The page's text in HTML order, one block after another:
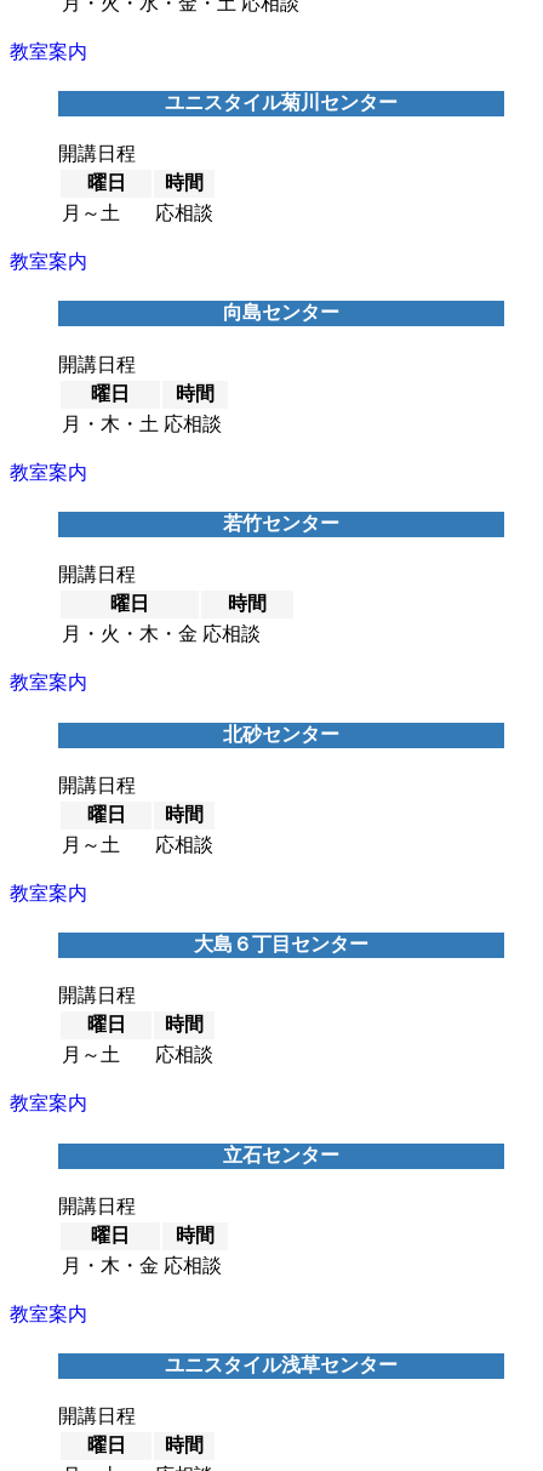
教室案内
ユニスタイル菊川センター
開講日程
曜日
時間
月～土
応相談
教室案内
向島センター
開講日程
曜日
時間
月・木・土 応相談
教室案内
若竹センター
開講日程
曜日
時間
月・火・木・金 応相談
教室案内
北砂センター
開講日程
曜日
時間
月～土
応相談
教室案内
大島６丁目センター
開講日程
曜日
時間
月～土
応相談
教室案内
立石センター
開講日程
曜日
時間
月・木・金 応相談
教室案内
ユニスタイル浅草センター
開講日程
曜日
時間